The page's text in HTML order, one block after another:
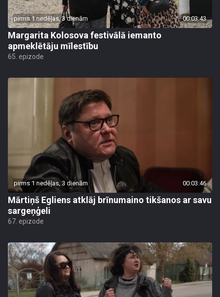
pirms 1 nedēļas, 3 dienām 00:03:43
Margarita Kolosova festivālā iemanto
apmeklētāju mīlestību
65. epizode
pirms 1 nedēļas, 3 dienām 00:03:46
Mārtiņš Egliens atklāj brīnumaino tikšanos ar savu
sargeņģeli
67. epizode